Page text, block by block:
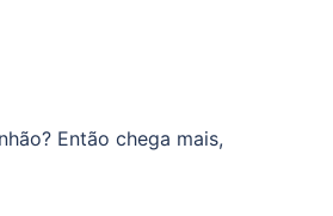
Então chega mais,